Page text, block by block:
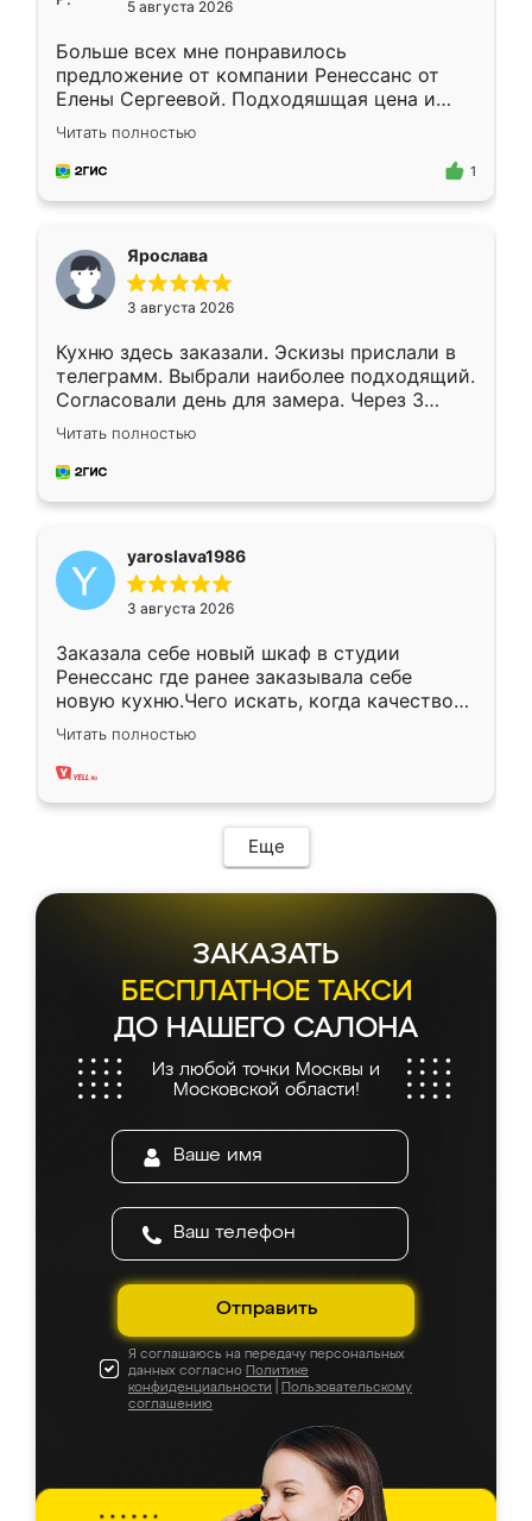
5 августа 2026
Больше всех мне понравилось
предложение от компании Ренессанс от
Елены Сергеевой. Подходяшщая цена и
короткие сроки изготовления. Приехавший
для замера сотрудник Владислав
предложил по моему эскизу самый
Читать полностью
1
Ярослава
3 августа 2026
Кухню здесь заказали. Эскизы прислали в
телеграмм. Выбрали наиболее подходящий.
Согласовали день для замера. Через 3
недели кухня была уже готова. Остались
довольны работой. Спасибо Ренессанс
мебель за качественную работу!
Читать полностью
yaroslava1986
3 августа 2026
Заказала себе новый шкаф в студии
Ренессанс где ранее заказывала себе
новую кухню.Чего искать, когда качеством
вполне довольна. Служит кухня уже почти
два года, нареканий нет.
Читать полностью
Еще
ЗАКАЗАТЬ
БЕСПЛАТНОЕ ТАКСИ
ДО НАШЕГО САЛОНА
Из любой точки Москвы и
Московской области!
Отправить
Я соглашаюсь на передачу персональных
данных согласно Политике
конфиденциальности
Пользовательскому
соглашению